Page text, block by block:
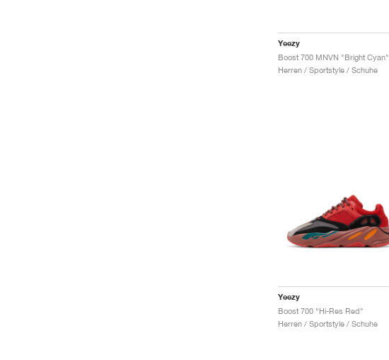
Yeezy
Boost 700 MNVN "Bright Cyan"
Herren / Sportstyle / Schuhe
Yeezy
Boost 700 "Hi-Res Red"
Herren / Sportstyle / Schuhe